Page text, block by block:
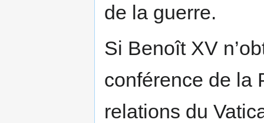
de la guerre.
Si Benoît XV
conférence de la
relations du